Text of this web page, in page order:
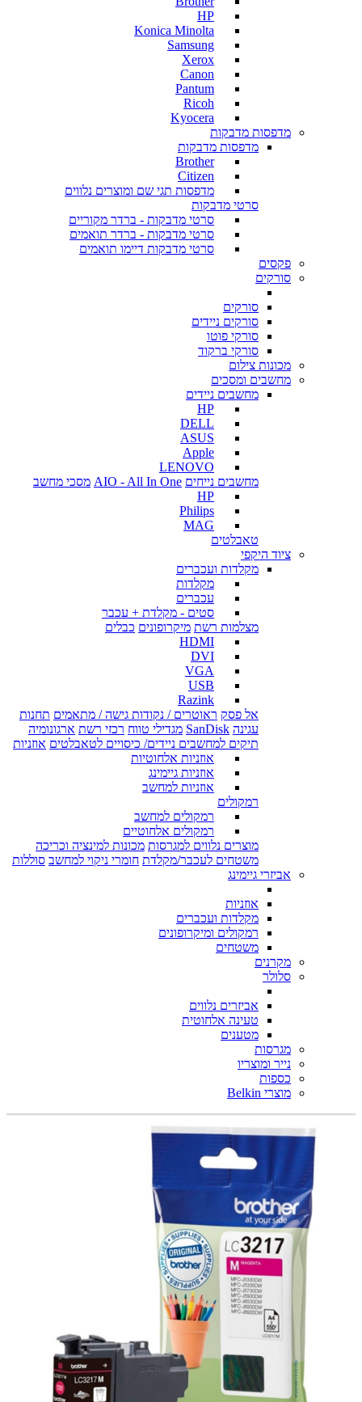
HP
Konica Minolta
Samsung
Xerox
Canon
Pantum
Ricoh
Kyocera
מדפסות מדבקות
מדפסות מדבקות
Brother
Citizen
מדפסות תגי שם ומוצרים נלווים
סרטי מדבקות
סרטי מדבקות - ברדר מקוריים
סרטי מדבקות - ברדר תואמים
סרטי מדבקות דיימו תואמים
פקסים
סורקים
סורקים
סורקים ניידים
סורקי פוטו
סורקי ברקוד
מכונות צילום
מחשבים ומסכים
מחשבים ניידים
HP
DELL
ASUS
Apple
LENOVO
מחשבים נייחים AIO - All In One מסכי מחשב
HP
Philips
MAG
טאבלטים
ציוד היקפי
מקלדות ועכברים
מקלדות
עכברים
סטים - מקלדת + עכבר
מצלמות רשת מיקרופונים כבלים
HDMI
DVI
VGA
USB
Razink
אל פסק ראוטרים / נקודות גישה / מתאמים תחנות
עגינה SanDisk מגדילי טווח רכזי רשת ארגונומיה
תיקים למחשבים ניידים/ כיסויים לטאבלטים אוזניות
אוזניות אלחוטיות
אוזניות גיימינג
אוזניות למחשב
רמקולים
רמקולים למחשב
רמקולים אלחוטיים
מוצרים נלווים למגרסות מכונות למינציה וכריכה
משטחים לעכבר/מקלדת חומרי ניקוי למחשב סוללות
אביזרי גיימינג
אוזניות
מקלדות ועכברים
רמקולים ומיקרופונים
משטחים
מקרנים
סלולר
אביזרים נלווים
טעינה אלחוטית
מטענים
מגרסות
נייר ומוצריו
כספות
מוצרי Belkin